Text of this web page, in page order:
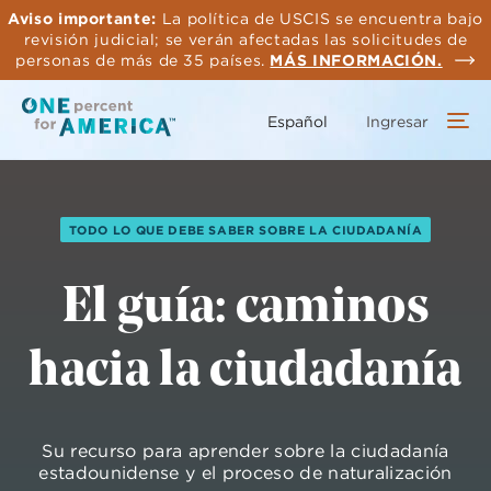
Saltar
contenido
principal
Aviso importante: La política de USCIS se encuentra bajo
revisión judicial; se verán afectadas las solicitudes de
personas de más de 35 países. MÁS INFORMACIÓN.
Español Ingresar
TODO LO QUE DEBE SABER SOBRE LA CIUDADANÍA
El guía: caminos
hacia la ciudadanía
Su recurso para aprender sobre la ciudadanía
estadounidense y el proceso de naturalización